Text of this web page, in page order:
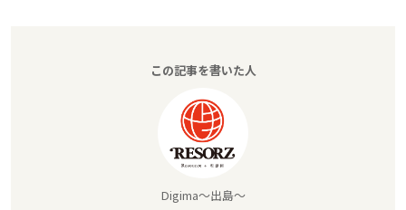
この記事を書いた人
Digima～出島～